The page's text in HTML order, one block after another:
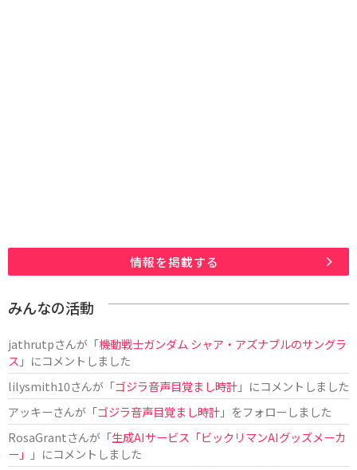
情報を掲載する
みんなの活動
jathrutpさんが「機動戦士ガンダム シャア・アズナブルのサングラ
ス 」にコメントしました
lilysmith10さんが「ゴジラ音声目覚まし時計」にコメントしました
アッキーさんが「ゴジラ音声目覚まし時計」をフォローしました
RosaGrantさんが「生成AIサービス「ビックリマンAIグッズメーカ
ー」
」にコメントしました